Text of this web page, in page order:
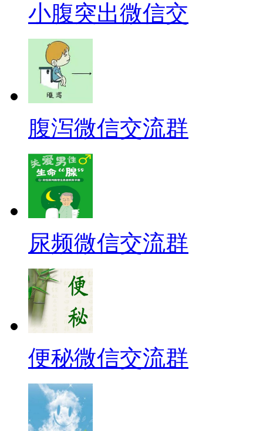
小腹突出微信交
腹泻微信交流群
尿频微信交流群
便秘微信交流群